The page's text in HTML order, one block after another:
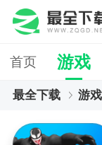
首页 游戏
最全下载 游戏